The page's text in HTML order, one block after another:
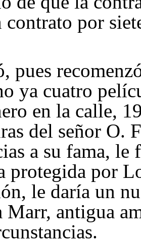
contrato por
pues
ya cuatro
en la calle,
del señor O.
a su fama,
protegida por
le daría un
Marr, antigua